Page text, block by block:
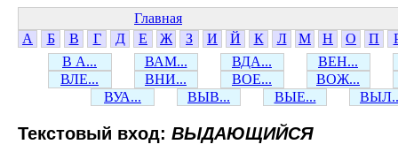
Главная
А
Б В Г Д Е Ж З И Й К Л М Н О П
В А...
ВАМ... ВДА...
ВЕН...
ВЛЕ...
ВНИ... ВОЕ...
ВОЖ...
ВУА...
ВЫВ... ВЫЕ...
Текстовый вход: ВЫДАЮЩИЙСЯ